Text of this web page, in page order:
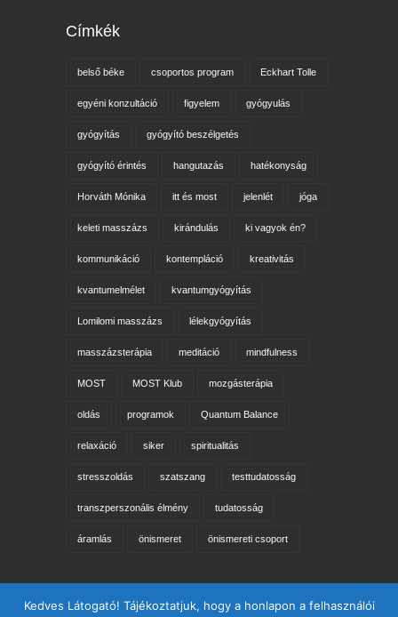
Címkék
belső béke csoportos program Eckhart Tolle
egyéni konzultáció figyelem gyógyulás
gyógyítás gyógyító beszélgetés
gyógyító érintés hangutazás hatékonyság
Horváth Mónika itt és most jelenlét jóga
keleti masszázs kirándulás ki vagyok én?
kommunikáció kontempláció kreativitás
kvantumelmélet kvantumgyógyítás
Lomilomi masszázs lélekgyógyítás
masszázsterápia meditáció mindfulness
MOST MOST Klub mozgásterápia
oldás programok Quantum Balance
relaxáció siker spiritualitás
stresszoldás szatszang testtudatosság
transzperszonális élmény tudatosság
áramlás önismeret önismereti csoport
Keresés az oldalon
Kedves Látogató! Tájékoztatjuk, hogy a honlapon a felhasználói